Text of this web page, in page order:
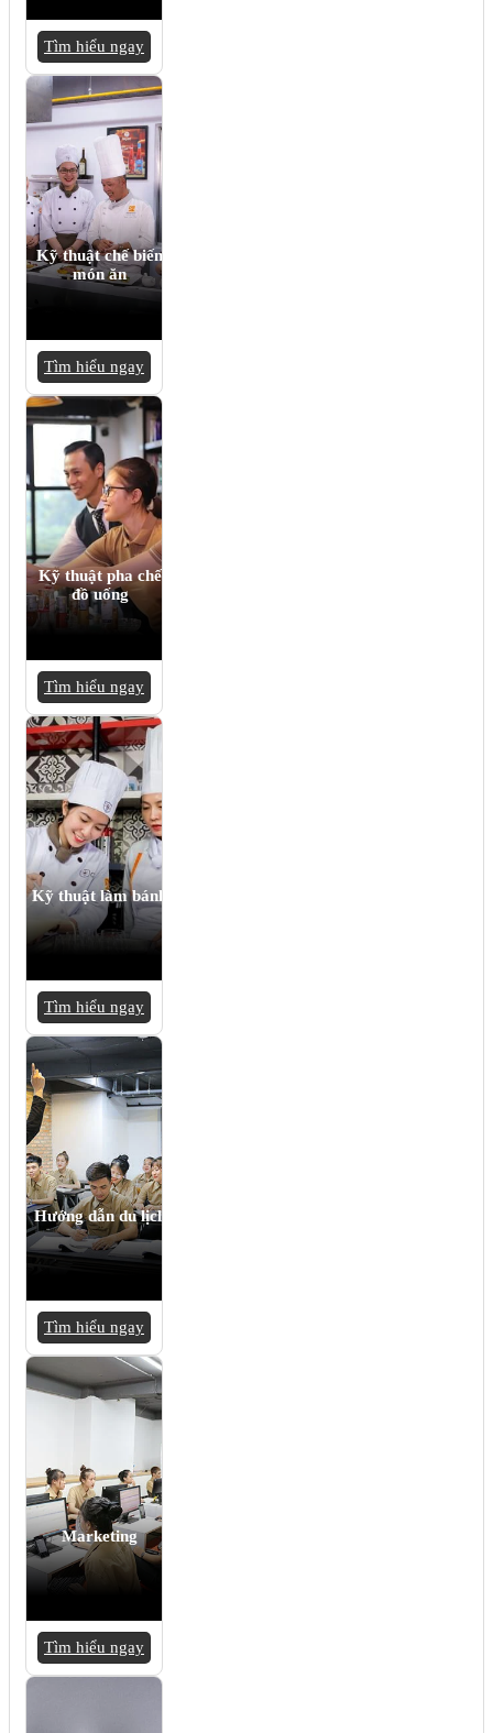
Tìm hiểu ngay
Kỹ thuật chế biến
món ăn
Tìm hiểu ngay
Kỹ thuật pha chế
đồ uống
Tìm hiểu ngay
Kỹ thuật làm bánh
Tìm hiểu ngay
Hướng dẫn du lịch
Tìm hiểu ngay
Marketing
Tìm hiểu ngay